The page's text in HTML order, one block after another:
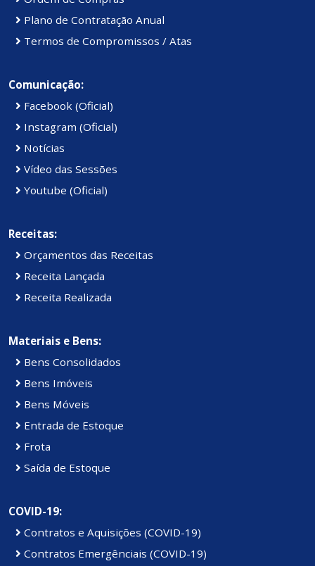
Plano de Contratação Anual
Termos de Compromissos / Atas
Comunicação:
Facebook (Oficial)
Instagram (Oficial)
Notícias
Vídeo das Sessões
Youtube (Oficial)
Receitas:
Orçamentos das Receitas
Receita Lançada
Receita Realizada
Materiais e Bens:
Bens Consolidados
Bens Imóveis
Bens Móveis
Entrada de Estoque
Frota
Saída de Estoque
COVID-19:
Contratos e Aquisições (COVID-19)
Contratos Emergênciais (COVID-19)